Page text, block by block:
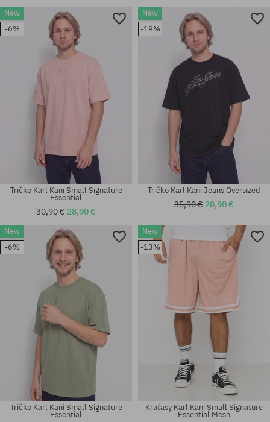
Dostupné veľkosti:
S; M; L; XL; XXL
Dostupné veľkosti:
35-38; 39-42
Dostupné veľkosti:
35-38; 39-42
Dostupné veľkosti:
S; XL
New
-6%
Tričko Karl Kani Small Signature
Essential
30,90 € 28,90 €
New
-19%
Tričko Karl Kani Jeans Oversized
35,90 € 28,90 €
New
-6%
Tričko Karl Kani Small Signature
Essential
New
-13%
Kraťasy Karl Kani Small Signature
Essential Mesh